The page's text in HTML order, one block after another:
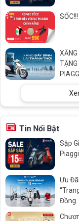
TẶNG
Tin Nổi Bật
Sập
Ưu
Đồng